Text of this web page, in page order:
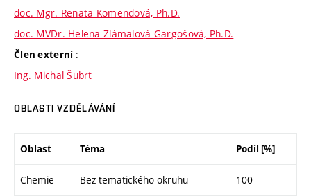
doc. Mgr. Renata Komendová, Ph.D.
doc. MVDr. Helena Zlámalová Gargošová, Ph.D.
Člen externí :
Ing. Michal Šubrt
OBLASTI VZDĚLÁVÁNÍ
Oblast Téma Podíl [%]
Chemie Bez tematického okruhu 100